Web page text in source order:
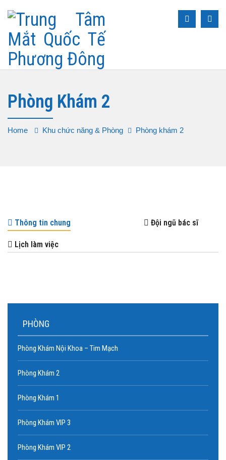
Phòng Khám 2
Home Khu chức năng & Phòng Phòng khám 2
Thông tin chung Đội ngũ bác sĩ
Lịch làm việc
PHÒNG
Phòng Khám Nội Khoa – Tim Mạch
Phòng Khám 2
Phòng Khám 1
Phòng Khám VIP 3
Phòng Khám VIP 2